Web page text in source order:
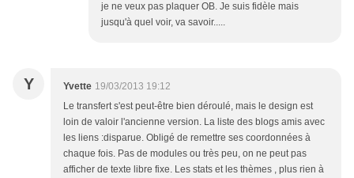
je ne veux pas plaquer OB. Je suis fidèle mais
jusqu'à quel voir, va savoir.....
Y Yvette 19/03/2013 19:12
Le transfert s'est peut-être bien déroulé, mais le design est
loin de valoir l'ancienne version. La liste des blogs amis avec
les liens :disparue. Obligé de remettre ses coordonnées à
chaque fois. Pas de modules ou très peu, on ne peut pas
afficher de texte libre fixe. Les stats et les thèmes , plus rien à